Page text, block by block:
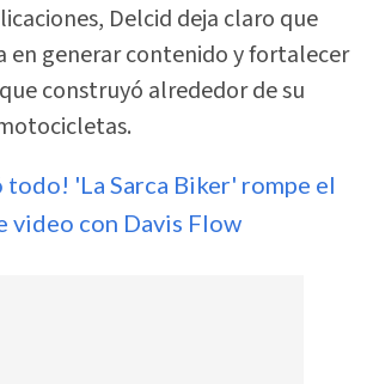
Delcid deja claro que
en generar contenido y fortalecer
construyó alrededor de su
todo! 'La Sarca Biker' rompe el
video con Davis Flow